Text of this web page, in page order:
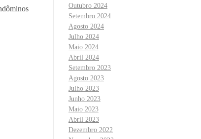
Outubro 2024
Setembro 2024
Agosto 2024
Julho 2024
Maio 2024
Abril 2024
Setembro 2023
Agosto 2023
Julho 2023
Junho 2023
Maio 2023
Abril 2023
Dezembro 2022